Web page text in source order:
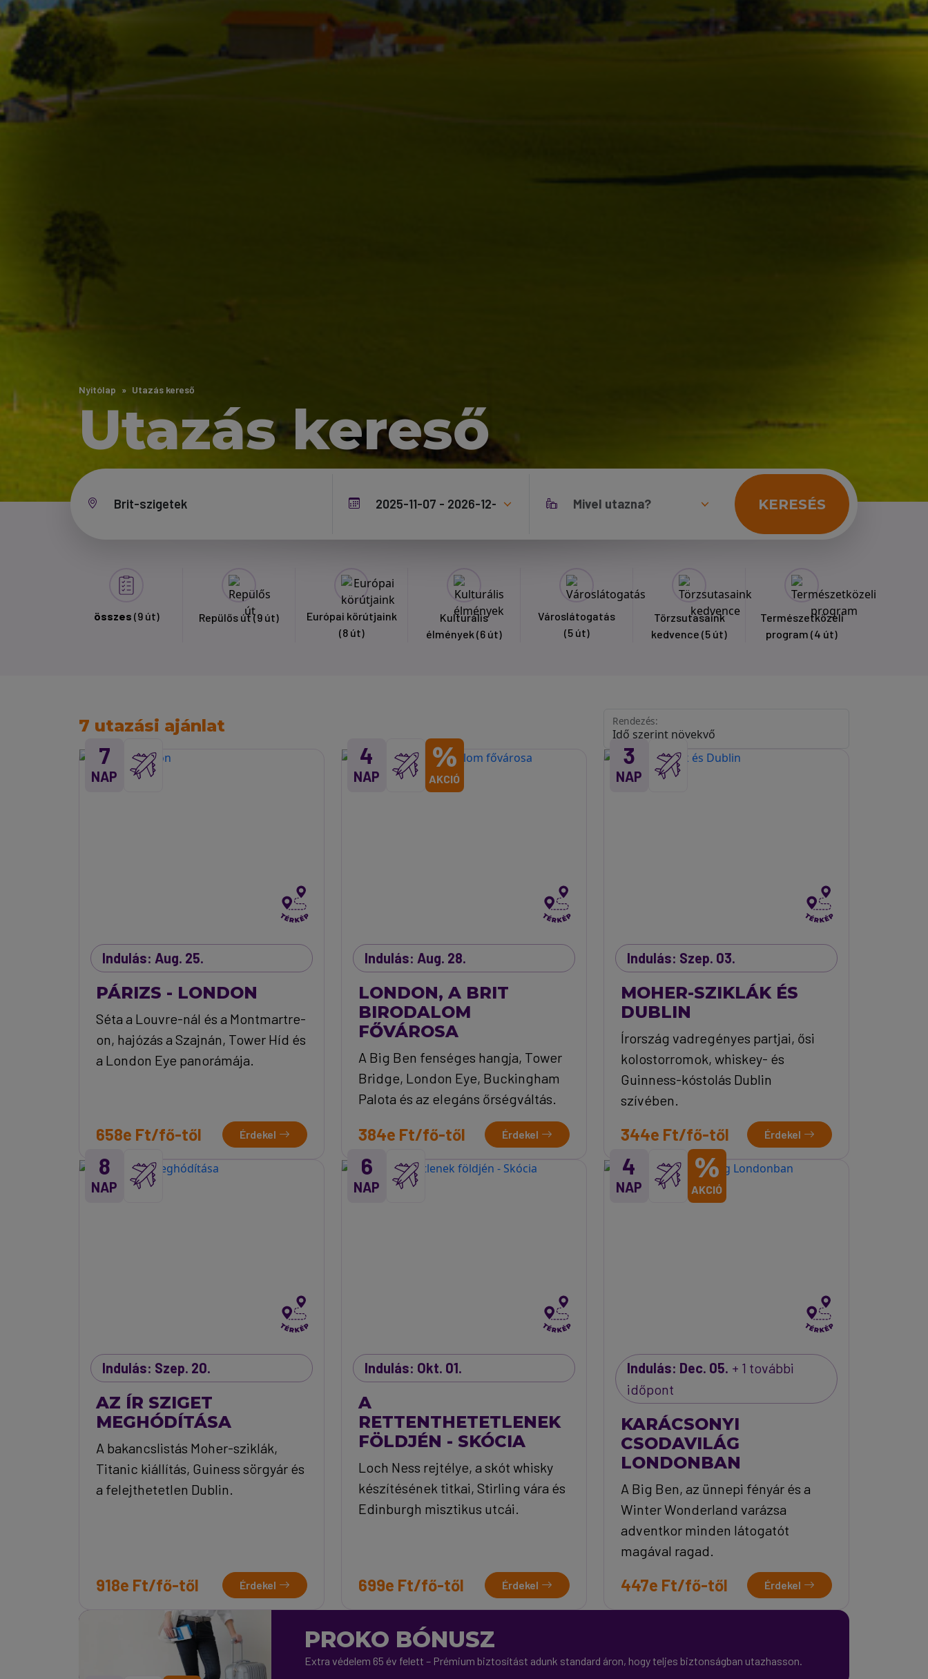
Nyitólap Utazás kereső
Utazás kereső
KERESÉS
összes (9 út) Repülős út(9 út)
Európai körútjaink
(8 út)
Kulturális
élmények (6 út)
Városlátogatás
(5 út)
Törzsutasaink
kedvence (5 út)
Természetközeli
program (4 út)
7 utazási ajánlat Rendezés:
7
NAP
Indulás: Aug. 25.
PÁRIZS - LONDON
Séta a Louvre-nál és a Montmartre-
on, hajózás a Szajnán, Tower Híd és
a London Eye panorámája.
658e Ft/fő-től Érdekel
4
NAP
%
AKCIÓ
Indulás: Aug. 28.
LONDON, A BRIT
BIRODALOM
FŐVÁROSA
A Big Ben fenséges hangja, Tower
Bridge, London Eye, Buckingham
Palota és az elegáns őrségváltás.
384e Ft/fő-től Érdekel
3
NAP
Indulás: Szep. 03.
MOHER-SZIKLÁK ÉS
DUBLIN
Írország vadregényes partjai, ősi
kolostorromok, whiskey- és
Guinness-kóstolás Dublin
szívében.
344e Ft/fő-től Érdekel
8
NAP
Indulás: Szep. 20.
AZ ÍR SZIGET
MEGHÓDÍTÁSA
A bakancslistás Moher-sziklák,
Titanic kiállítás, Guiness sörgyár és
a felejthetetlen Dublin.
918e Ft/fő-től Érdekel
6
NAP
Indulás: Okt. 01.
A
RETTENTHETETLENEK
FÖLDJÉN - SKÓCIA
Loch Ness rejtélye, a skót whisky
készítésének titkai, Stirling vára és
Edinburgh misztikus utcái.
699e Ft/fő-től Érdekel
4
NAP
%
AKCIÓ
Indulás: Dec. 05. + 1 további
időpont
KARÁCSONYI
CSODAVILÁG
LONDONBAN
A Big Ben, az ünnepi fényár és a
Winter Wonderland varázsa
adventkor minden látogatót
magával ragad.
447e Ft/fő-től Érdekel
PROKO BÓNUSZ
Extra védelem 65 év felett – Prémium biztosítást adunk standard áron, hogy teljes biztonságban utazhasson.